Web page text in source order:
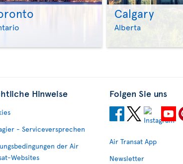
>
Calgary
Alberta
Hinweise
- Serviceversprechen
der Air
Websites
Folgen Sie uns
Air Transat App
Newsletter